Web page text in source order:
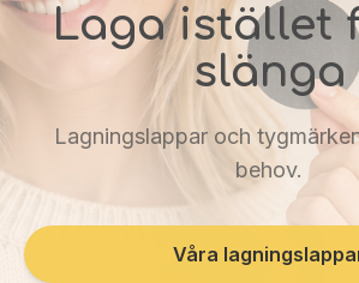
Laga istället
slänga
Lagningslappar och
behov.
Våra